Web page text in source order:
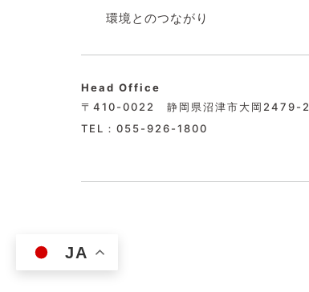
環境とのつながり
Head Office
〒410-0022 静岡県沼津市大岡2479-2
TEL：055-926-1800
JA